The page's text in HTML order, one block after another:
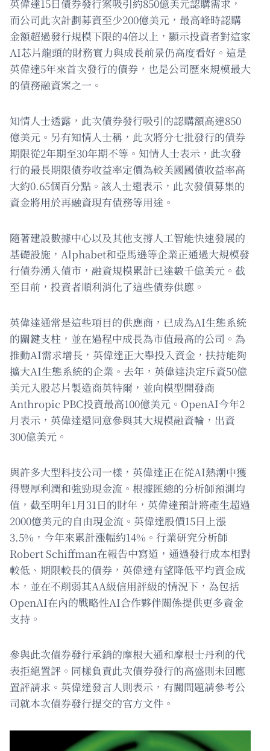
英偉達15日債券發行案吸引約850億美元認購需求，
而公司此次計劃募資至少200億美元，最高峰時認購
金額超過發行規模下限的4倍以上，顯示投資者對這家
AI芯片龍頭的財務實力與成長前景仍高度看好。這是
英偉達5年來首次發行的債券，也是公司歷來規模最大
的債務融資案之一。
知情人士透露，此次債券發行吸引的認購額高達850
億美元。另有知情人士稱，此次將分七批發行的債券
期限從2年期至30年期不等。知情人士表示，此次發
行的最長期限債券收益率定價為較美國國債收益率高
大約0.65個百分點。該人士還表示，此次發債募集的
資金將用於再融資現有債務等用途。
隨著建設數據中心以及其他支撐人工智能快速發展的
基礎設施，Alphabet和亞馬遜等企業正通過大規模發
行債券湧入債市，融資規模累計已達數千億美元。截
至目前，投資者順利消化了這些債券供應。
英偉達通常是這些項目的供應商，已成為AI生態系統
的關鍵支柱，並在過程中成長為市值最高的公司。為
推動AI需求增長，英偉達正大舉投入資金，扶持能夠
擴大AI生態系統的企業。去年，英偉達決定斥資50億
美元入股芯片製造商英特爾，並向模型開發商
Anthropic PBC投資最高100億美元。OpenAI今年2
月表示，英偉達還同意參與其大規模融資輪，出資
300億美元。
與許多大型科技公司一樣，英偉達正在從AI熱潮中獲
得豐厚利潤和強勁現金流。根據匯總的分析師預測均
值，截至明年1月31日的財年，英偉達預計將產生超過
2000億美元的自由現金流。英偉達股價15日上漲
3.5%，今年來累計漲幅約14%。行業研究分析師
Robert Schiffman在報告中寫道，通過發行成本相對
較低、期限較長的債券，英偉達有望降低平均資金成
本，並在不削弱其AA級信用評級的情況下，為包括
OpenAI在內的戰略性AI合作夥伴關係提供更多資金
支持。
參與此次債券發行承銷的摩根大通和摩根士丹利的代
表拒絕置評。同樣負責此次債券發行的高盛則未回應
置評請求。英偉達發言人則表示，有關問題請參考公
司就本次債券發行提交的官方文件。